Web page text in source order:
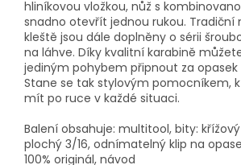
hliníkovou vložkou, nůž s
snadno otevřít jednou rukou.
kleště jsou dále doplněny o sérii
na láhve. Díky kvalitní karabině
jediným pohybem připnout za opasek
Stane se tak stylovým pomocníkem,
mít po ruce v každé situaci.
Balení obsahuje: multitool, bity:
plochý 3/16, odnímatelný klip na
100% originál, návod